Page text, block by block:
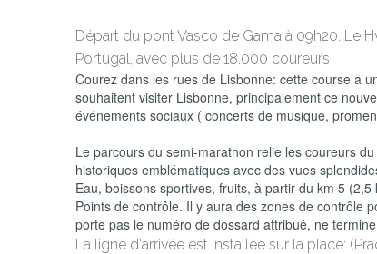
Départ du pont Vasco de Gama à 09h20. Le
Portugal, avec plus de 18.000 coureurs
Courez dans les rues de Lisbonne: cette course a
souhaitent visiter Lisbonne, principalement ce
événements sociaux ( concerts de musique,
Le parcours du semi-marathon relie les coureurs
historiques emblématiques avec des vues
Eau, boissons sportives, fruits, à partir du km 5
Points de contrôle. Il y aura des zones de contrôle
porte pas le numéro de dossard attribué, ne
La ligne d'arrivée est installée sur la place: (